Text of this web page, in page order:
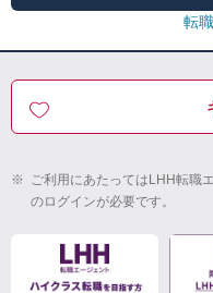
転
※ ご利用にあたってはLHH転職
のログインが必要です。